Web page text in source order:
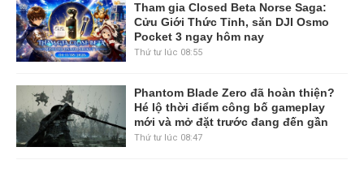
Tham gia Closed Beta Norse Saga:
Cửu Giới Thức Tỉnh, săn DJI Osmo
Pocket 3 ngay hôm nay
Thứ tư lúc 08:55
Phantom Blade Zero đã hoàn thiện?
Hé lộ thời điểm công bố gameplay
mới và mở đặt trước đang đến gần
Thứ tư lúc 08:47